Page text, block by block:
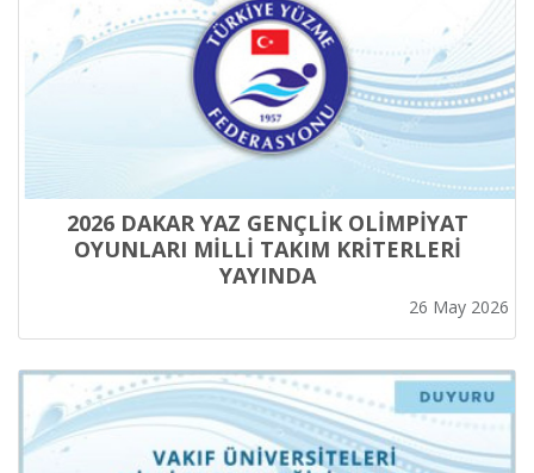
2026 DAKAR YAZ GENÇLİK OLİMPİYAT
OYUNLARI MİLLİ TAKIM KRİTERLERİ
YAYINDA
26 May 2026